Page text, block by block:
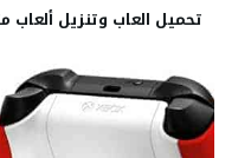
تحميل العاب وتنزيل ألعاب